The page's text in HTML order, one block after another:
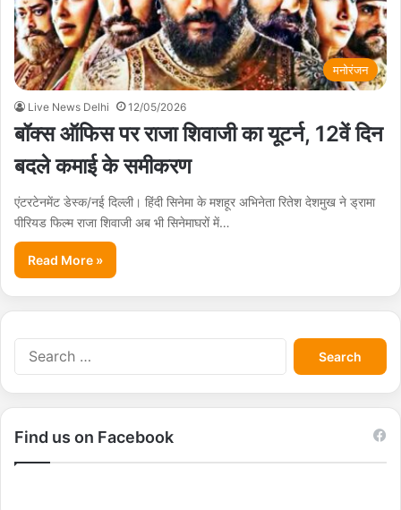
मनोरंजन
Live News Delhi 12/05/2026
बॉक्स ऑफिस पर राजा शिवाजी का यूटर्न, 12वें दिन
बदले कमाई के समीकरण
एंटरटेनमेंट डेस्क/नई दिल्ली। हिंदी सिनेमा के मशहूर अभिनेता रितेश देशमुख ने ड्रामा
पीरियड फिल्म राजा शिवाजी अब भी सिनेमाघरों में…
Read More »
S
e
a
r
Find us on Facebook